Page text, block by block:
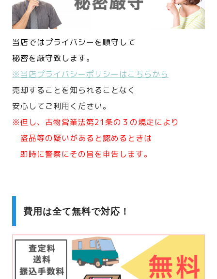
当店ではプライバシーを順守して
秘密を厳守致します。
※当店プライバシーポリシーはこちらから
売却することを知られることなく
安心してご利用ください。
※但し、古物営業法第21条の３の規定により
盗品等の疑いがあると認めるときは
即時に警察にその旨を申告します。
費用は全て無料で対応！